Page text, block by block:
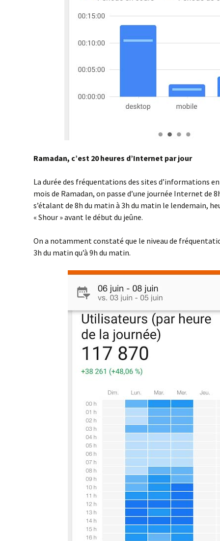
Ramadan, c’est 20 heures d’Internet par jour
La durée des fréquentations des sites d’informations
mois de Ramadan, on passe d’une journée Internet de
s’étalant de 8h du matin à 3h du matin le lendemain,
« Shour » avant le début du jeûne.
On a notamment constaté que le niveau de
3h du matin qu’à 9h du matin.